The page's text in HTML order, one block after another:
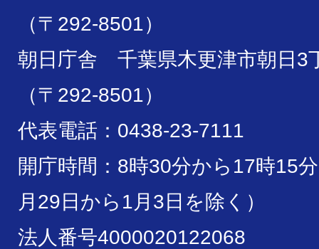
（〒292-8501）
朝日庁舎 千葉県木更津市朝日3
（〒292-8501）
代表電話：0438-23-7111
開庁時間：8時30分から17時15
月29日から1月3日を除く）
法人番号4000020122068